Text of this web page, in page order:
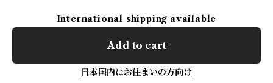
International shipping available
Add to cart
日本国内にお住まいの方向け